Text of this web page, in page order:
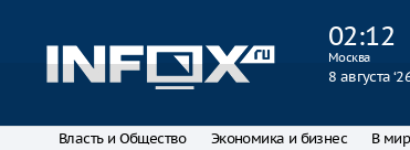
02:12
Москва
8 августа
Власть и Общество Экономика и бизнес В